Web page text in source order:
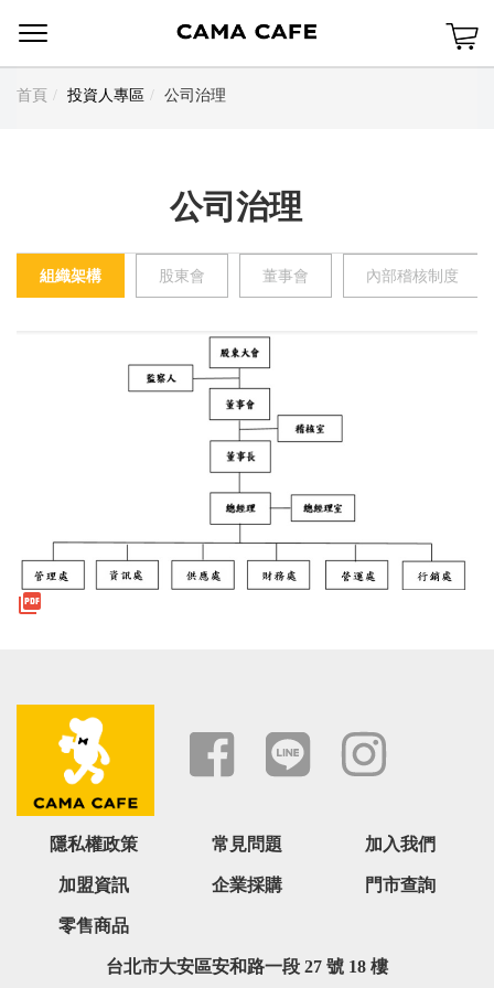
首頁 投資人專區 公司治理
公司治理
組織架構 股東會 董事會 內部稽核制度
台北市大安區安和路一段 27 號 18 樓
隱私權政策 常見問題 加入我們
加盟資訊 企業採購 門市查詢
零售商品